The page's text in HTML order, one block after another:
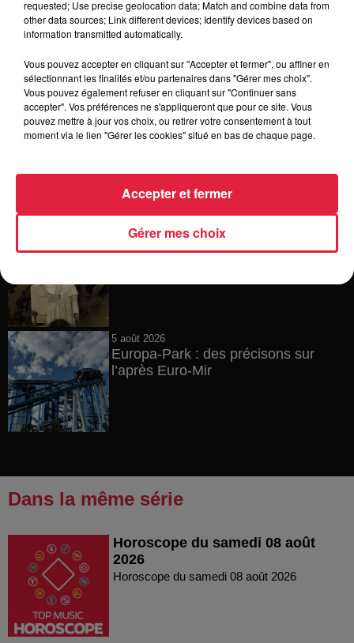
6 août 2026
Tags antisémites à Strasbourg :
6 août 2026
Au zoo de Mulhouse : rencontre
6 août 2026
Les dernières infos sur la venue du
5 août 2026
Europa-Park : des précisons sur
l’après Euro-Mir
Dans la même série
Horoscope du samedi 08 août
2026
Horoscope du samedi 08 août 2026
requested; Use precise geolocation data; Match and combine data from
other data sources; Link different devices; Identify devices based on
information transmitted automatically.
Vous pouvez accepter en cliquant sur "Accepter et fermer", ou affiner en
sélectionnant les finalités et/ou partenaires dans "Gérer mes choix".
Vous pouvez également refuser en cliquant sur "Continuer sans
accepter". Vos préférences ne s'appliqueront que pour ce site. Vous
pouvez mettre à jour vos choix, ou retirer votre consentement à tout
moment via le lien "Gérer les cookies" situé en bas de chaque page.
Gérer mes choix
Accepter et fermer